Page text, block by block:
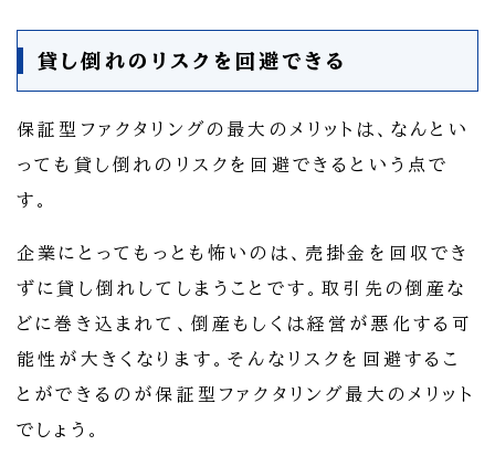
貸し倒れのリスクを回避できる
保証型ファクタリングの最大のメリットは、なんとい
っても貸し倒れのリスクを回避できるという点で
す。
企業にとってもっとも怖いのは、売掛金を回収でき
ずに貸し倒れしてしまうことです。取引先の倒産な
どに巻き込まれて、倒産もしくは経営が悪化する可
能性が大きくなります。そんなリスクを回避するこ
とができるのが保証型ファクタリング最大のメリット
でしょう。